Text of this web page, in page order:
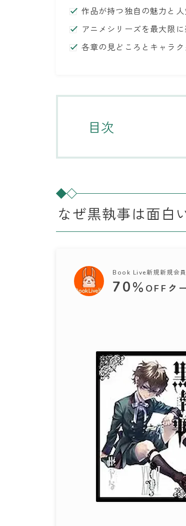
作品が持つ独自の魅力と人
アニメシリーズを最大限
各章の見どころとキャラ
目次
なぜ黒執事は面白
Book Live新規新規会
70％ OFFク